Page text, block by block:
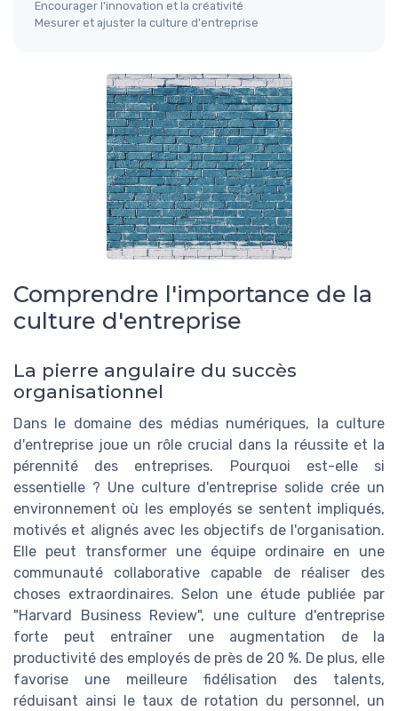
Encourager l'innovation et la créativité
Mesurer et ajuster la culture d'entreprise
Comprendre l'importance de la
culture d'entreprise
La pierre angulaire du succès
organisationnel
Dans le domaine des médias numériques, la culture
d'entreprise joue un rôle crucial dans la réussite et la
pérennité des entreprises. Pourquoi est-elle si
essentielle ? Une culture d'entreprise solide crée un
environnement où les employés se sentent impliqués,
motivés et alignés avec les objectifs de l'organisation.
Elle peut transformer une équipe ordinaire en une
communauté collaborative capable de réaliser des
choses extraordinaires. Selon une étude publiée par
"Harvard Business Review", une culture d'entreprise
forte peut entraîner une augmentation de la
productivité des employés de près de 20 %. De plus, elle
favorise une meilleure fidélisation des talents,
réduisant ainsi le taux de rotation du personnel, un